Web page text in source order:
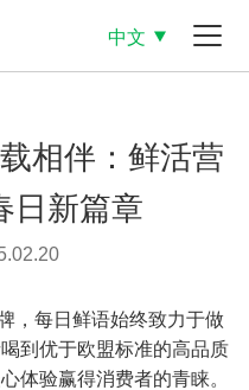
中文
相伴：鲜活营
日新篇章
，每日鲜语始终致力于做
到优于欧盟标准的高品质
体验赢得消费者的青睐。